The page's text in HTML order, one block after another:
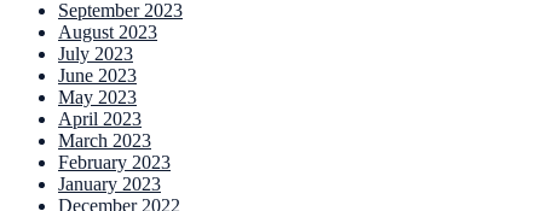
September 2023
August 2023
July 2023
June 2023
May 2023
April 2023
March 2023
February 2023
January 2023
December 2022